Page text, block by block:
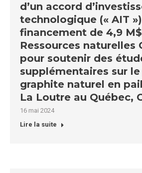
d’un accord
technologique (« AIT
financement de 4,9
Ressources naturelles
pour soutenir des
supplémentaires sur
graphite naturel en
La Loutre au Québec,
16 mai 2024
Lire la suite